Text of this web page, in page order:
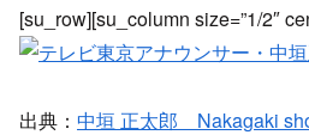
[su_row][su_column size=”1/2″
出典： 中垣 正太郎 Nakagaki